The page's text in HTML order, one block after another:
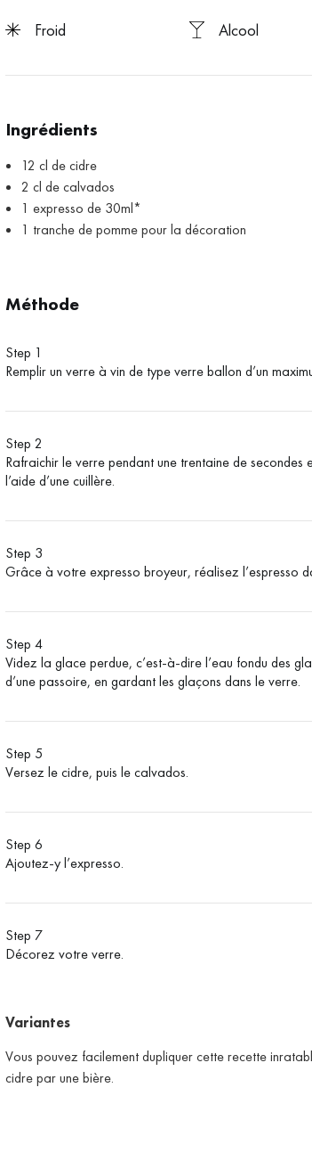
froid Alcool
Ingrédients
12 cl de cidre
2 cl de calvados
1 expresso de 30ml*
1 tranche de pomme pour la décoration
Méthode
Step 1
Remplir un verre à vin de type verre ballon d’un
Step 2
Rafraichir le verre pendant une trentaine de secondes
l’aide d’une cuillère.
Step 3
Grâce à votre expresso broyeur, réalisez l’espresso
Step 4
Videz la glace perdue, c’est-à-dire l’eau fondu des
d’une passoire, en gardant les glaçons dans le verre.
Step 5
Versez le cidre, puis le calvados.
Step 6
Ajoutez-y l’expresso.
Step 7
Décorez votre verre.
Variantes
Vous pouvez facilement dupliquer cette recette
cidre par une bière.